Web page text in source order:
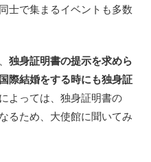
士で集まるイベントも多数
独身証明書の提示を求めら
国際結婚をする時にも独身証
よっては、独身証明書の
るため、大使館に聞いてみ